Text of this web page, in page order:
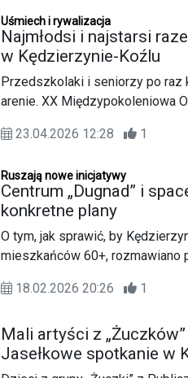
Uśmiech i rywalizacja
Najmłodsi i najstarsi
w Kędzierzynie-Koźlu
Przedszkolaki i seniorzy po raz
arenie. XX Międzypokoleniowa
23.04.2026 12:28
1
Ruszają nowe inicjatywy
Centrum „Dugnad” i
konkretne plany
O tym, jak sprawić, by
mieszkańców 60+, rozmawiano
nowe inicjatywy kierowane do
18.02.2026 20:26 1
Mali artyści z
Jasełkowe spotkanie w